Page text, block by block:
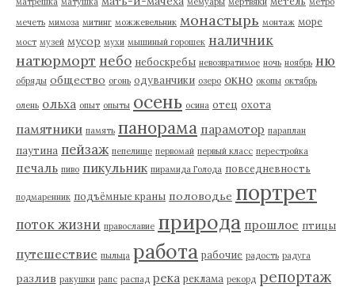
мечеть мимоза митинг можжевельник монастырь монтаж море
мост музей мусор мухи мышиный горошек наличник
натюрморт небо небоскребы невозвратимое ночь ноябрь ню
обряды общество огонь одуванчики озеро окно окопы октябрь
олень ольха опыт опыты осень осина отец охота
памятники память панорама парамотор параплан
паутина пейзаж пепелище первомай первый класс перестройка
печаль пиво пикульник пирамида Голода повседневность
подмаренник подъёмные краны половодье портрет
поток жизни православие природа прошлое птицы
путешествие пыльца работа рабочие радость радуга
разлив ракушки рапс распад река реклама рекорд репортаж